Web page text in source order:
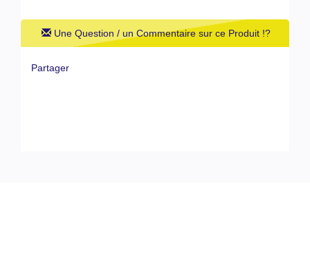
Une Question / un Commentaire sur ce Produit !?
Partager